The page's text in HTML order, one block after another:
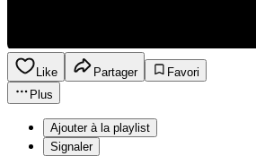
Like Partager
Favori
Plus
Ajouter à la playlist
Signaler